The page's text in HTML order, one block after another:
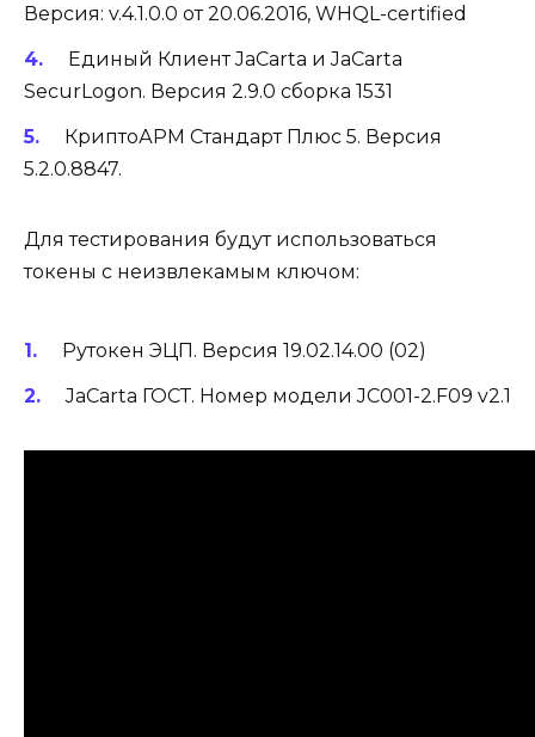
Версия: v.4.1.0.0 от 20.06.2016, WHQL-certified
Единый Клиент JaCarta и JaCarta
SecurLogon. Версия 2.9.0 сборка 1531
КриптоАРМ Стандарт Плюс 5. Версия
5.2.0.8847.
Для тестирования будут использоваться
токены с неизвлекамым ключом:
Рутокен ЭЦП. Версия 19.02.14.00 (02)
JaCarta ГОСТ. Номер модели JC001-2.F09 v2.1